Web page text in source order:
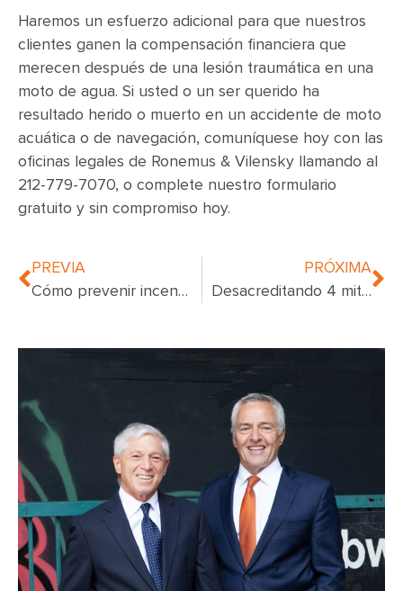
Haremos un esfuerzo adicional para que nuestros
clientes ganen la compensación financiera que
merecen después de una lesión traumática en una
moto de agua. Si usted o un ser querido ha
resultado herido o muerto en un accidente de moto
acuática o de navegación, comuníquese hoy con las
oficinas legales de Ronemus & Vilensky llamando al
212-779-7070, o complete nuestro formulario
gratuito y sin compromiso hoy.
PREVIA
Cómo prevenir incendios en apartamentos en Nueva York
PRÓXIMA
Desacreditando 4 mitos sobre la enfermedad de Lyme